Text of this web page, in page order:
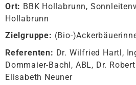
Ort: BBK Hollabrunn,
Hollabrunn
Zielgruppe: (Bio-
Referenten: Dr. Wilfried Hartl,
Dommaier-Bachl, ABL, Dr.
Elisabeth Neuner